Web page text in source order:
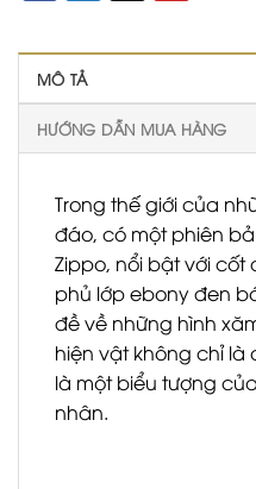
MÔ TẢ
HƯỚNG DẪN MUA HÀNG
Trong thế giới của
đáo, có một phiên
Zippo, nổi bật với
phủ lớp ebony đen
đề về những hình
hiện vật không chỉ là
là một biểu tượng
nhân.